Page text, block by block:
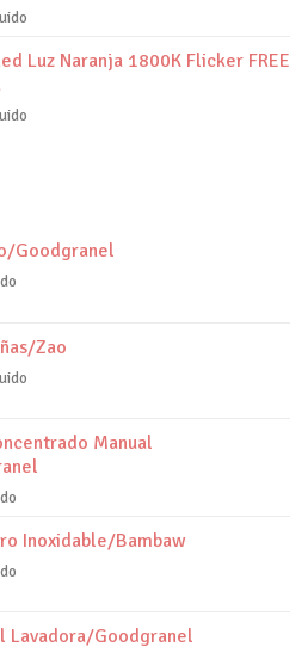
Luz Naranja 1800K Flicker FREE
Goodgranel
Zao
Manual
Inoxidable/Bambaw
Lavadora/Goodgranel